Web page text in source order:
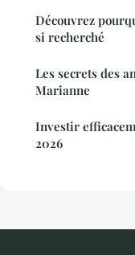
Découvrez
si recherché
Les secrets des
Marianne
Investir
2026